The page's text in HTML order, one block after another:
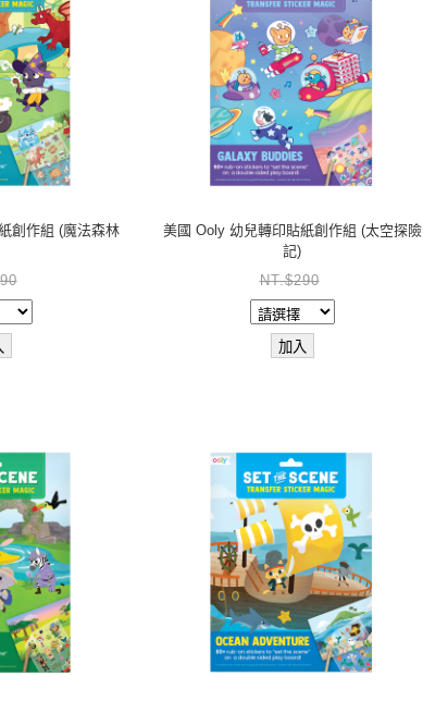
創作組 (魔法森林
美國 Ooly 幼兒轉印貼紙創作組 (太空探險
記)
NT.$290